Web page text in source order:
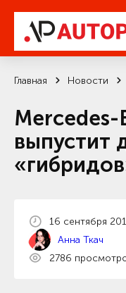
Главная Новости
Mercedes-
выпустит
16 сентября
Анна Ткач
2786